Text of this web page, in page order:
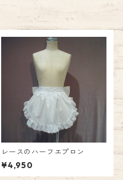
レースのハーフエプロン
¥4,950